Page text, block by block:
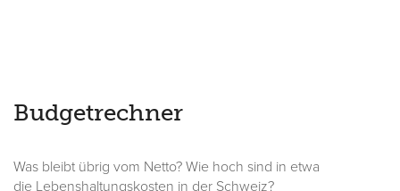
Budgetrechner
Was bleibt übrig vom Netto? Wie hoch sind in etwa
die Lebenshaltungskosten in der Schweiz?